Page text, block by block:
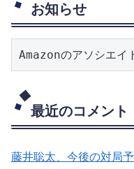
お知らせ
Amazonのアソシエイ
最近のコメント
藤井聡太、今後の対局